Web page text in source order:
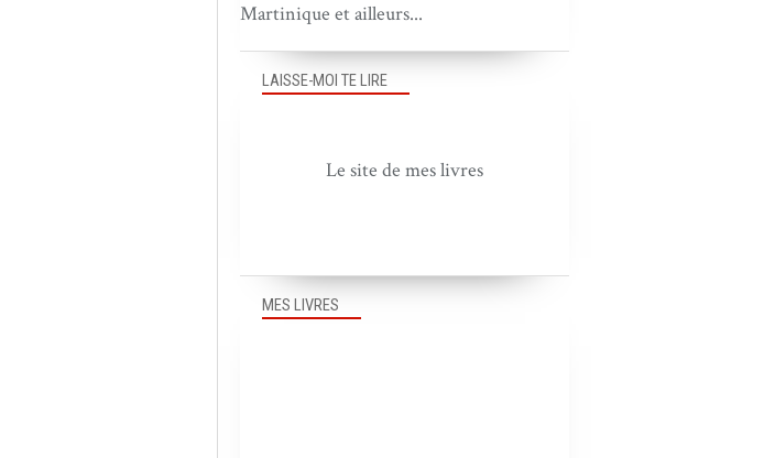
Martinique et ailleurs...
MES LIVRES
LAISSE-MOI TE LIRE
Le site de mes livres